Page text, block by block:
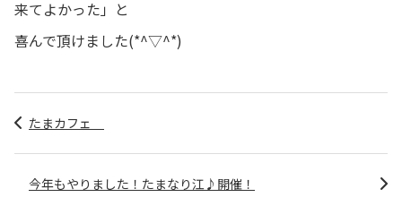
来てよかった」と
喜んで頂けました(*^▽^*)
たまカフェ
今年もやりました！たまなり江♪開催！